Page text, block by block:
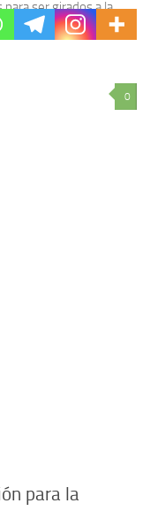
ser girados a la
0
para la